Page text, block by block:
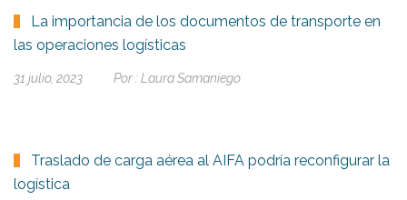
La importancia de los documentos de transporte en
las operaciones logísticas
31 julio, 2023 Por : Laura Samaniego
Traslado de carga aérea al AIFA podría reconfigurar la
logística